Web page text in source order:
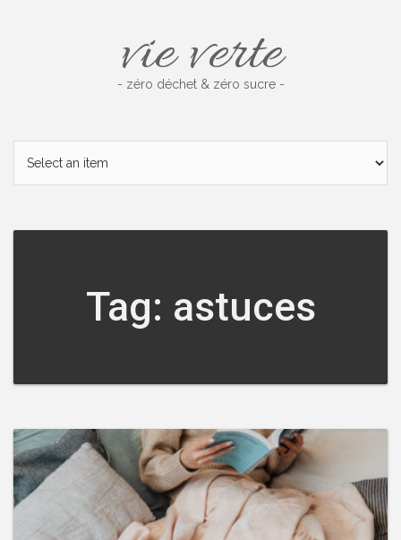
vie verte
- zéro déchet & zéro sucre -
Tag: astuces